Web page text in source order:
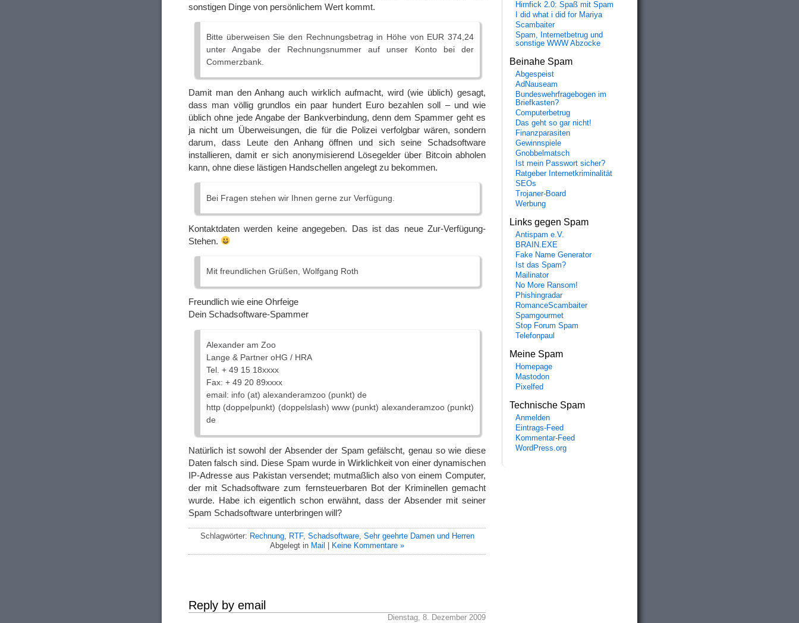
sonstigen Dinge von persönlichem Wert kommt.
Bitte überweisen Sie den Rechnungsbetrag in Höhe von EUR 374,24
unter Angabe der Rechnungsnummer auf unser Konto bei der
Commerzbank.
Damit man den Anhang auch wirklich aufmacht, wird (wie üblich) gesagt,
dass man völlig grundlos ein paar hundert Euro bezahlen soll – und wie
üblich ohne jede Angabe der Bankverbindung, denn dem Spammer geht es
ja nicht um Überweisungen, die für die Polizei verfolgbar wären, sondern
darum, dass Leute den Anhang öffnen und sich seine Schadsoftware
installieren, damit er sich anonymisierend Lösegelder über Bitcoin abholen
kann, ohne diese lästigen Handschellen angelegt zu bekommen.
Bei Fragen stehen wir Ihnen gerne zur Verfügung.
Kontaktdaten werden keine angegeben. Das ist das neue Zur-Verfügung-
Stehen.
Mit freundlichen Grüßen, Wolfgang Roth
Freundlich wie eine Ohrfeige
Dein Schadsoftware-Spammer
Alexander am Zoo
Lange & Partner oHG / HRA
Tel. + 49 15 18xxxx
Fax: + 49 20 89xxxx
email: info (at) alexanderamzoo (punkt) de
http (doppelpunkt) (doppelslash) www (punkt) alexanderamzoo (punkt)
de
Natürlich ist sowohl der Absender der Spam gefälscht, genau so wie diese
Daten falsch sind. Diese Spam wurde in Wirklichkeit von einer dynamischen
IP-Adresse aus Pakistan versendet; mutmaßlich also von einem Computer,
der mit Schadsoftware zum fernsteuerbaren Bot der Kriminellen gemacht
wurde. Habe ich eigentlich schon erwähnt, dass der Absender mit seiner
Spam Schadsoftware unterbringen will?
Schlagwörter: Rechnung, RTF, Schadsoftware, Sehr geehrte Damen und Herren
Abgelegt in Mail Keine Kommentare »
Reply by email
Dienstag, 8. Dezember 2009
Hirnfick 2.0: Spaß mit Spam
I did what i did for Mariya
Scambaiter
Spam, Internetbetrug und
sonstige WWW Abzocke
Beinahe Spam
Abgespeist
AdNauseam
Bundeswehrfragebogen im
Briefkasten?
Computerbetrug
Das geht so gar nicht!
Finanzparasiten
Gewinnspiele
Gnobbelmatsch
Ist mein Passwort sicher?
Ratgeber Internetkriminalität
SEOs
Trojaner-Board
Werbung
Links gegen Spam
Antispam e.V.
BRAIN.EXE
Fake Name Generator
Ist das Spam?
Mailinator
No More Ransom!
Phishingradar
RomanceScambaiter
Spamgourmet
Stop Forum Spam
Telefonpaul
Meine Spam
Homepage
Mastodon
Pixelfed
Technische Spam
Anmelden
Eintrags-Feed
Kommentar-Feed
WordPress.org